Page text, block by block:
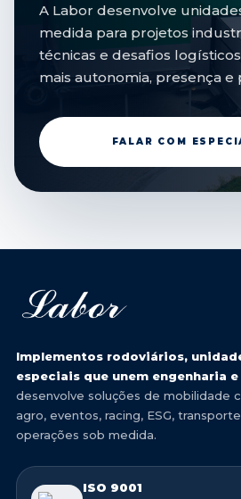
A Labor desenvolve
medida para projetos
técnicas e desafios
mais autonomia, presença e
FALAR COM
Implementos rodoviários,
especiais que unem engenharia
desenvolve soluções de mobilidade
agro, eventos, racing, ESG,
operações sob medida.
ISO 9001